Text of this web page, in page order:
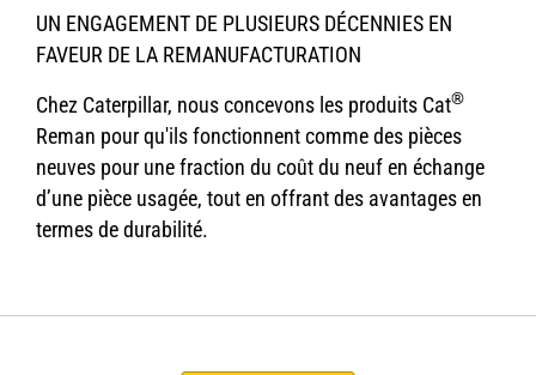
UN ENGAGEMENT DE PLUSIEURS DÉCENNIES EN
FAVEUR DE LA REMANUFACTURATION
Chez Caterpillar, nous concevons les produits Cat®
Reman pour qu'ils fonctionnent comme des pièces
neuves pour une fraction du coût du neuf en échange
d’une pièce usagée, tout en offrant des avantages en
termes de durabilité.